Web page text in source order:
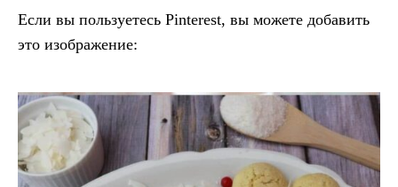
Если вы пользуетесь Pinterest, вы можете добавить
это изображение: